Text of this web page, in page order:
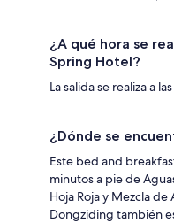
¿A qué hora se
Spring Hotel?
La salida se realiza a
¿Dónde se
Este bed and
minutos a pie de
Hoja Roja y Mezcla
Dongziding también